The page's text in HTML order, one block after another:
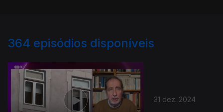
364 episódios disponíveis
31 dez. 2024